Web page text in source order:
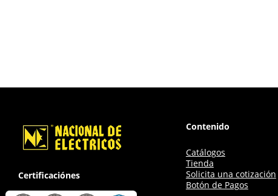
Certificaciónes
Contenido
Catálogos
Tienda
Solicita una cotización
Botón de Pagos